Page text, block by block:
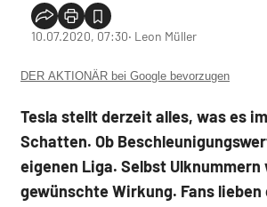
10.07.2020, 07:30‧ Leon Müller
DER AKTIONÄR bei Google bevorzugen
Tesla stellt derzeit alles, was es
Schatten. Ob
eigenen Liga. Selbst
gewünschte Wirkung. Fans